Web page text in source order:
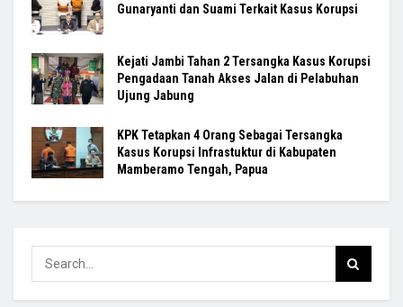
Gunaryanti dan Suami Terkait Kasus Korupsi
Kejati Jambi Tahan 2 Tersangka Kasus Korupsi
Pengadaan Tanah Akses Jalan di Pelabuhan
Ujung Jabung
KPK Tetapkan 4 Orang Sebagai Tersangka
Kasus Korupsi Infrastuktur di Kabupaten
Mamberamo Tengah, Papua